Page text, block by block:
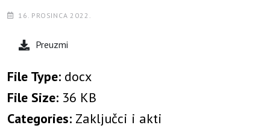
16. PROSINCA 2022.
Preuzmi
File Type: docx
File Size: 36 KB
Categories: Zaključci i akti